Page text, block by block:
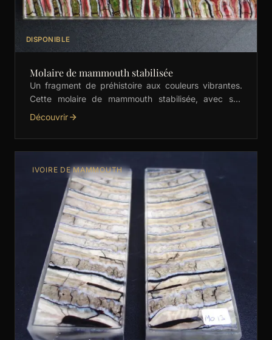
DISPONIBLE
Molaire de mammouth stabilisée
Un fragment de préhistoire aux couleurs vibrantes.
Cette molaire de mammouth stabilisée, avec ses
nuances de vert, rouge et orange, est idéale pour les
Découvrir
IVOIRE DE MAMMOUTH